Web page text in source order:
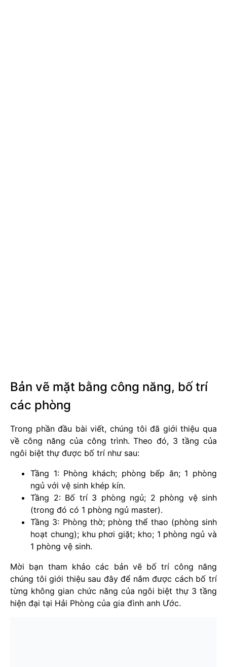
Bản vẽ mặt bằng công năng, bố trí
các phòng
Trong phần đầu bài viết, chúng tôi đã giới thiệu qua
về công năng của công trình. Theo đó, 3 tầng của
ngôi biệt thự được bố trí như sau:
Tầng 1: Phòng khách; phòng bếp ăn; 1 phòng
ngủ với vệ sinh khép kín.
Tầng 2: Bố trí 3 phòng ngủ; 2 phòng vệ sinh
(trong đó có 1 phòng ngủ master).
Tầng 3: Phòng thờ; phòng thể thao (phòng sinh
hoạt chung); khu phơi giặt; kho; 1 phòng ngủ và
1 phòng vệ sinh.
Mời bạn tham khảo các bản vẽ bố trí công năng
chúng tôi giới thiệu sau đây để nắm được cách bố trí
từng không gian chức năng của ngôi biệt thự 3 tầng
hiện đại tại Hải Phòng của gia đình anh Ước.